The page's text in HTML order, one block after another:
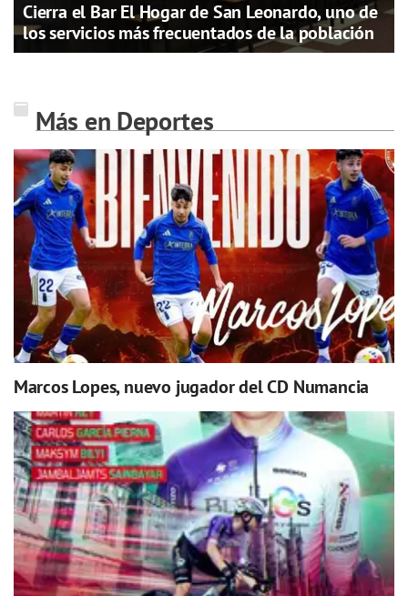
Cierra el Bar El Hogar de San Leonardo, uno de
los servicios más frecuentados de la población
Más en Deportes
Marcos Lopes, nuevo jugador del CD Numancia